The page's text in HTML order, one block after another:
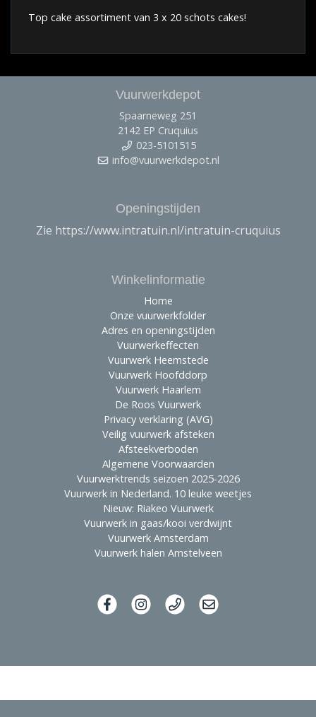
Top cake assortiment van 3 x 20 schots cakes!
Vuurwerkdepot
Spaarneweg 251
2142 EP Cruquius
023-5101515
info@vuurwerkdepot.nl
Openingstijden
Zie https://www.intratuin.nl/intratuin-cruquius
Winkelinformatie
Home
Onze vuurwerkfolder
Adres en openingstijden
Vuurwerkeffecten
Vuurwerk Heemstede
Vuurwerk Hoofddorp
Vuurwerk Haarlem
De Roos Vuurwerk
Privacy verklaring (AVG)
Veilig vuurwerk afsteken
Afsteekverboden
Algemene Voorwaarden
Vuurwerktrends seizoen 2025-2026
Vuurwerk in Nederland. 10 leuke weetjes
Nieuw: Riakeo Vuurwerk
Vuurwerk in gaas/kooi verdwijnt
Vuurwerk Amsterdam
Vuurwerk halen Amstelveen